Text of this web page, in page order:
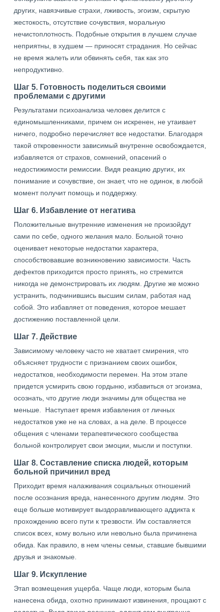
других, навязчивые страхи, лживость, эгоизм, скрытую
жестокость, отсутствие сочувствия, моральную
нечистоплотность. Подобные открытия в лучшем случае
неприятны, в худшем — приносят страдания. Но сейчас
не время жалеть или обвинять себя, так как это
непродуктивно.
Шаг 5. Готовность поделиться своими
проблемами с другими
Результатами психоанализа человек делится с
единомышленниками, причем он искренен, не утаивает
ничего, подробно перечисляет все недостатки. Благодаря
такой откровенности зависимый внутренне освобождается,
избавляется от страхов, сомнений, опасений о
недостижимости ремиссии. Видя реакцию других, их
понимание и сочувствие, он знает, что не одинок, в любой
момент получит помощь и поддержку.
Шаг 6. Избавление от негатива
Положительные внутренние изменения не произойдут
сами по себе, одного желания мало. Больной точно
оценивает некоторые недостатки характера,
способствовавшие возникновению зависимости. Часть
дефектов приходится просто принять, но стремится
никогда не демонстрировать их людям. Другие же можно
устранить, подчинившись высшим силам, работая над
собой. Это избавляет от поведения, которое мешает
достижению поставленной цели.
Шаг 7. Действие
Зависимому человеку часто не хватает смирения, что
объясняет трудности с признанием своих ошибок,
недостатков, необходимости перемен. На этом этапе
придется усмирить свою гордыню, избавиться от эгоизма,
осознать, что другие люди значимы для общества не
меньше. Наступает время избавления от личных
недостатков уже не на словах, а на деле. В процессе
общения с членами терапевтического сообщества
больной контролирует свои эмоции, мысли и поступки.
Шаг 8. Составление списка людей, которым
больной причинил вред
Приходит время налаживания социальных отношений
после осознания вреда, нанесенного другим людям. Это
еще больше мотивирует выздоравливающего аддикта к
прохождению всего пути к трезвости. Им составляется
список всех, кому вольно или невольно была причинена
обида. Как правило, в нем члены семьи, ставшие бывшими
друзья и знакомые.
Шаг 9. Искупление
Этап возмещения ущерба. Чаще люди, которым была
нанесена обида, охотно принимают извинения, прощают с